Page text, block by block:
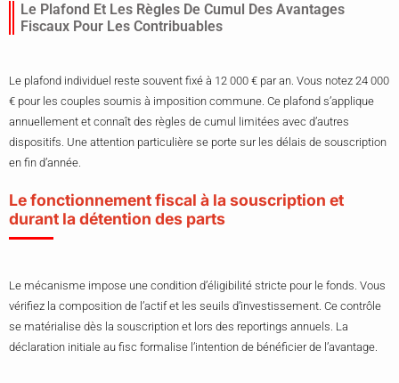
Le Plafond Et Les Règles De Cumul Des Avantages
Fiscaux Pour Les Contribuables
Le plafond individuel reste souvent fixé à 12 000 € par an. Vous notez 24 000
€ pour les couples soumis à imposition commune. Ce plafond s’applique
annuellement et connaît des règles de cumul limitées avec d’autres
dispositifs. Une attention particulière se porte sur les délais de souscription
en fin d’année.
Le fonctionnement fiscal à la souscription et
durant la détention des parts
Le mécanisme impose une condition d’éligibilité stricte pour le fonds. Vous
vérifiez la composition de l’actif et les seuils d’investissement. Ce contrôle
se matérialise dès la souscription et lors des reportings annuels. La
déclaration initiale au fisc formalise l’intention de bénéficier de l’avantage.